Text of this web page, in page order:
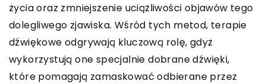
życia oraz zmniejszenie uciążliwości objawów tego
dolegliwego zjawiska. Wśród tych metod, terapie
dźwiękowe odgrywają kluczową rolę, gdyż
wykorzystują one specjalnie dobrane dźwięki,
które pomagają zamaskować odbierane przez